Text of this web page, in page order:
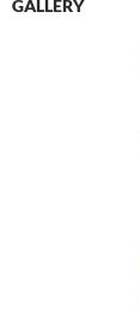
GALLERY